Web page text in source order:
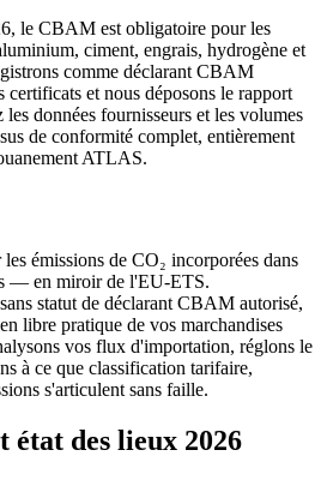
le CBAM est obligatoire pour les
ciment, engrais, hydrogène et
comme déclarant CBAM
certificats et nous déposons le rapport
données fournisseurs et les volumes
de conformité complet, entièrement
ATLAS.
émissions de CO₂ incorporées dans
— en miroir de l'EU-ETS.
statut de déclarant CBAM autorisé,
libre pratique de vos marchandises
vos flux d'importation, réglons le
à ce que classification tarifaire,
s'articulent sans faille.
état des lieux 2026